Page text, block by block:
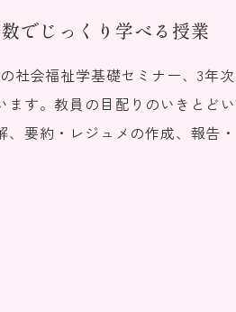
でじっくり学べる授業
社会福祉学基礎セミナー、3年
ます。教員の目配りのいきとど
、要約・レジュメの作成、報告